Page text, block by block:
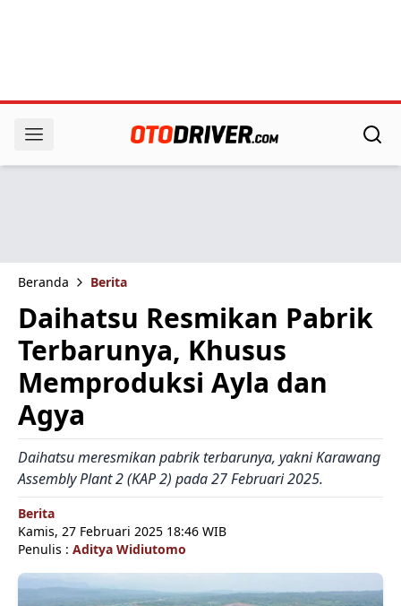
Beranda Berita
Daihatsu Resmikan Pabrik
Terbarunya, Khusus
Memproduksi Ayla dan
Agya
Daihatsu meresmikan pabrik terbarunya, yakni Karawang
Assembly Plant 2 (KAP 2) pada 27 Februari 2025.
Berita
Kamis, 27 Februari 2025 18:46 WIB
Penulis : Aditya Widiutomo